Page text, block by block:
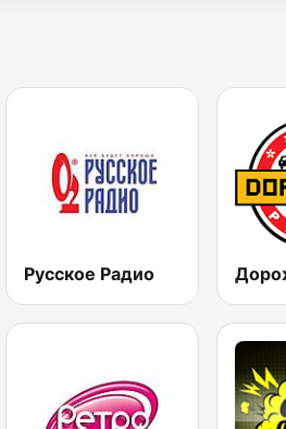
Русское Радио